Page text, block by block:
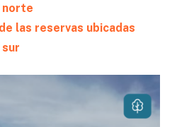
norte
las reservas ubicadas